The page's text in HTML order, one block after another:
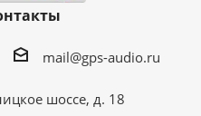
mail@gps-audio.ru
шоссе, д. 18